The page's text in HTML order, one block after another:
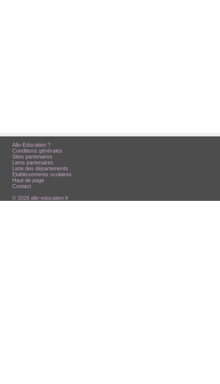
Allo-Education ?
Conditions générales
Sites partenaires
Liens partenaires
Liste des départements
Etablissements scolaires
Haut de page
Contact
© 2026 allo-education.fr